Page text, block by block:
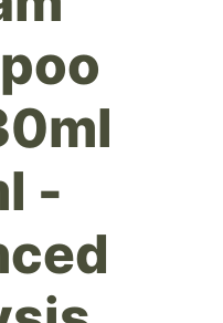
-